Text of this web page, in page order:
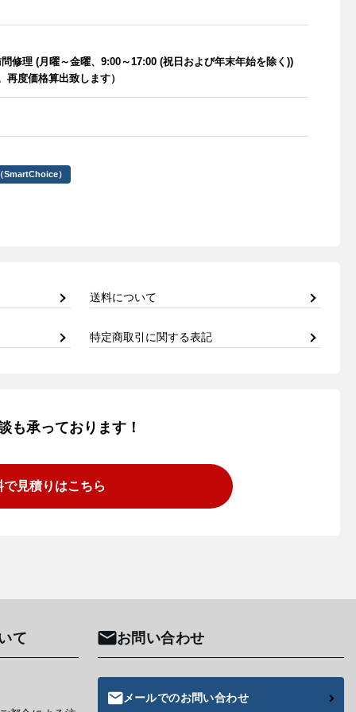
修理 (月曜～金曜、9:00～17:00 (祝日および年末年始を除く))
度価格算出致します）
SmartChoice）
送料について
特定商取引に関する表記
も承っております！
で見積りはこちら
て お問い合わせ
メールでのお問い合わせ